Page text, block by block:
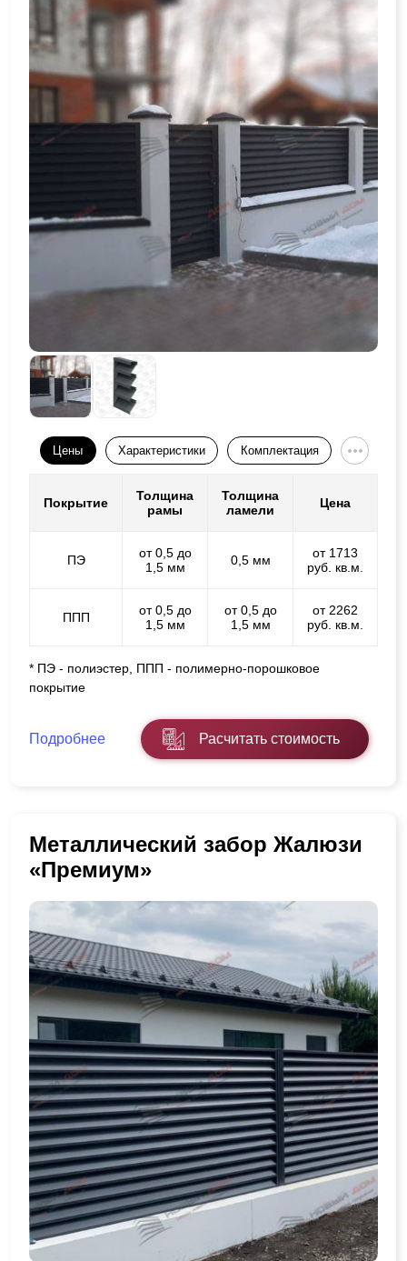
Цены Характеристики Комплектация
Покрытие
Толщина
рамы
Толщина
ламели
Цена
ПЭ
от 0,5 до
1,5 мм
0,5 мм
от 1713
руб. кв.м.
ППП
от 0,5 до
1,5 мм
от 0,5 до
1,5 мм
от 2262
руб. кв.м.
* ПЭ - полиэстер, ППП - полимерно-порошковое
покрытие
Подробнее Расчитать стоимость
Металлический забор Жалюзи
«Премиум»